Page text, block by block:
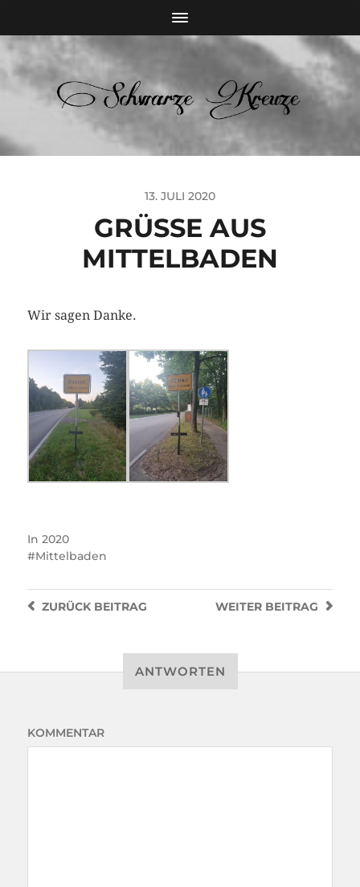
13. JULI 2020
GRÜSSE AUS M
ITTELBADEN
Wir sagen Danke.
In 2020
Mittelbaden
WEITER BEITRAG
ZURÜCKBEITRAG
ANTWORTEN
KOMMENTAR